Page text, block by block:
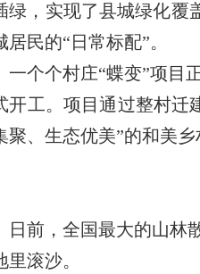
绿，实现了县城绿化覆
居民的“日常标配”。
个村庄“蝶变”项目正
开工。项目通过整村迁
聚、生态优美”的和美乡
，全国最大的山林散
里滚沙。